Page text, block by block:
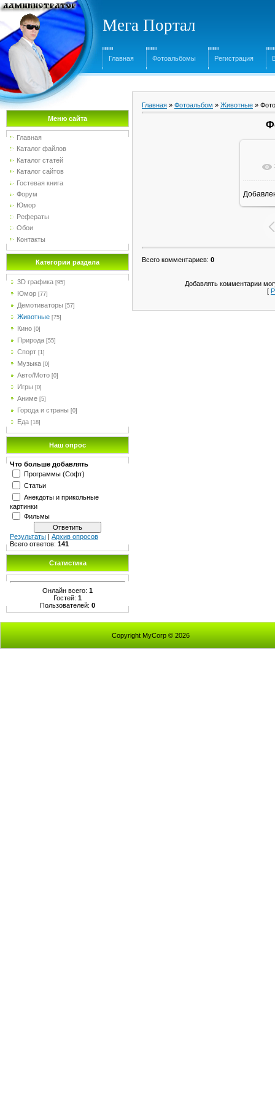
Мега Портал
Главная Фотоальбомы Регистрация
Меню сайта
Главная
Каталог файлов
Каталог статей
Каталог сайтов
Гостевая книга
Форум
Юмор
Рефераты
Обои
Контакты
Категории раздела
3D графика [95]
Юмор [77]
Демотиваторы [57]
Животные [75]
Кино [0]
Природа [55]
Спорт [1]
Музыка [0]
Авто/Мото [0]
Игры [0]
Аниме [5]
Города и страны [0]
Еда [18]
Наш опрос
Что больше добавлять
Программы (Софт)
Статьи
Анекдоты и прикольные
картинки
Фильмы
Результаты | Архив опросов
Всего ответов: 141
Статистика
Онлайн всего: 1
Гостей: 1
Пользователей: 0
Главная » Фотоальбом » Животные »
Всего комментариев: 0
Добавлять комментарии
[
Copyright MyCorp © 2026